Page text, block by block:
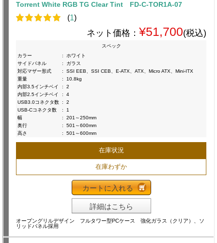
Torrent White RGB TG Clear Tint FD-C-TOR1A-07
(1)
ネット価格： ¥51,700(税込)
スペック
カラー
:
ホワイト
サイドパネル
:
ガラス
対応マザー形式
:
SSI EEB、SSI CEB、E-ATX、ATX、Micro ATX、Mini-ITX
重量
:
10.8kg
内部3.5インチベイ
:
2
内部2.5インチベイ
:
4
USB3.0コネクタ数 :
2
USB-Cコネクタ数
:
1
幅
:
201～250mm
奥行
:
501～600mm
高さ
: 501～600mm
在庫状況
在庫わずか
カートに入れる
詳細はこちら
オープングリルデザイン フルタワー型PCケース 強化ガラス（クリア）、ソ
リッドパネル採用